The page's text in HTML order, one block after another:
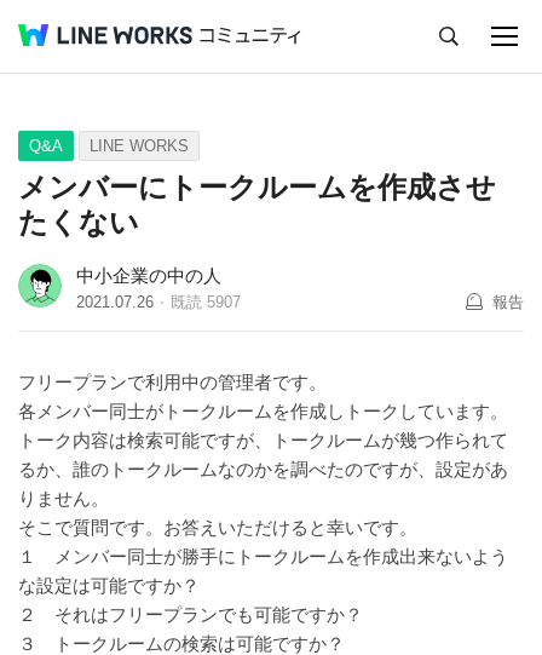
Q&A Tips Ideas
Q&A LINE WORKS
メンバーにトークルームを作成させ
たくない
中小企業の中の人
2021.07.26 既読 5907 報告
フリープランで利用中の管理者です。
各メンバー同士がトークルームを作成しトークしています。
トーク内容は検索可能ですが、トークルームが幾つ作られて
るか、誰のトークルームなのかを調べたのですが、設定があ
りません。
そこで質問です。お答えいただけると幸いです。
１ メンバー同士が勝手にトークルームを作成出来ないよう
な設定は可能ですか？
２ それはフリープランでも可能ですか？
３ トークルームの検索は可能ですか？